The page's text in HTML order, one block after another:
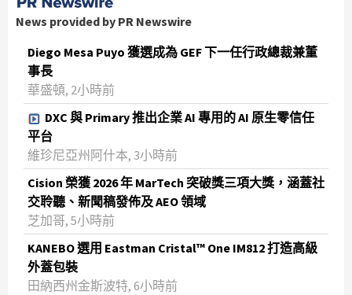
News provided by PR Newswire
Diego Mesa Puyo 獲選成為 GEF 下一任行政總裁兼董
事長
華盛頓, 2小時前
DXC 與 Primary 推出企業 AI 專用的 AI 原生零信任
平台
維珍尼亞州阿什本, 3小時前
Cision 榮獲 2026 年 MarTech 突破獎三項大獎，涵蓋社
交聆聽、新聞稿發佈及 AEO 領域
芝加哥, 5小時前
KANEBO 選用 Eastman Cristal™ One IM812 打造高級
外蓋包裝
田納西州金斯波特, 6小時前